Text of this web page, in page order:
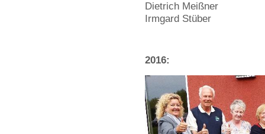
Dietrich Meißner
Irmgard Stüber
2016: